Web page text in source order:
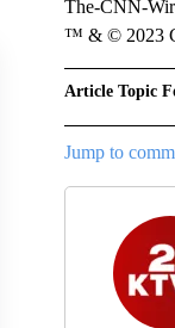
The-CNN-
™ & © 2023
Article Topic
Jump to